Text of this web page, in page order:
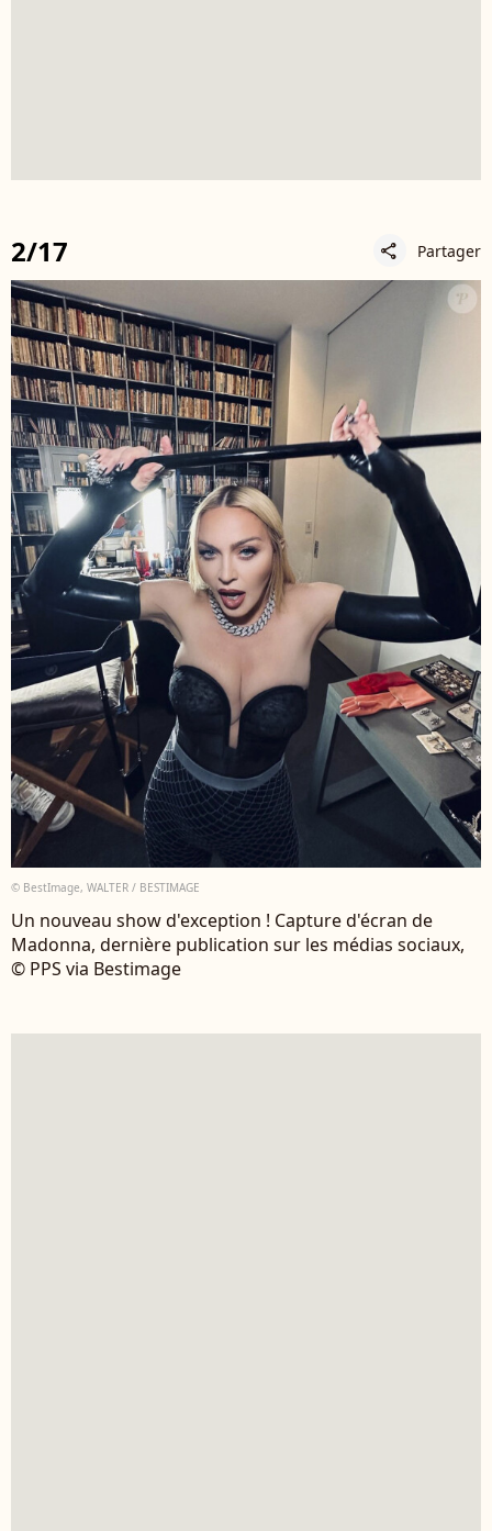
2/17 share Partager
© BestImage, WALTER / BESTIMAGE
Un nouveau show d'exception ! Capture d'écran de
Madonna, dernière publication sur les médias sociaux,
© PPS via Bestimage